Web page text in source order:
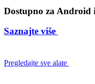
Dostupno za Android
Saznajte više
Pregledajte sve alate